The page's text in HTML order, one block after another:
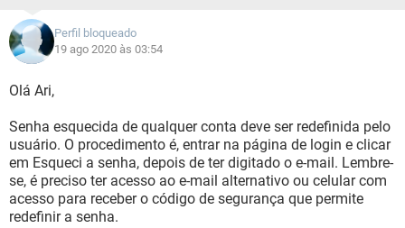
Perfil bloqueado
19 ago 2020 às 03:54
Olá Ari,
Senha esquecida de qualquer conta deve ser redefinida pelo
usuário. O procedimento é, entrar na página de login e clicar
em Esqueci a senha, depois de ter digitado o e-mail. Lembre-
se, é preciso ter acesso ao e-mail alternativo ou celular com
acesso para receber o código de segurança que permite
redefinir a senha.